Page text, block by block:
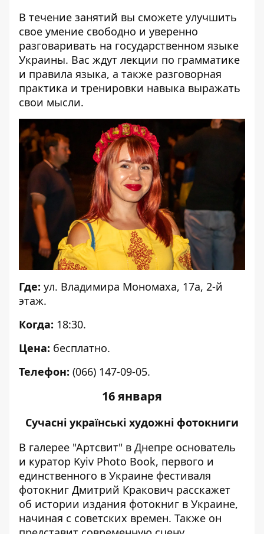
В течение занятий вы сможете улучшить
свое умение свободно и уверенно
разговаривать на государственном языке
Украины. Вас ждут лекции по грамматике
и правила языка, а также разговорная
практика и тренировки навыка выражать
свои мысли.
Где: ул. Владимира Мономаха, 17а, 2-й
этаж.
Когда: 18:30.
Цена: бесплатно.
Телефон: (066) 147-09-05.
16 января
Сучасні українські художні фотокниги
В галерее "Артсвит" в Днепре основатель
и куратор Kyiv Photo Book, первого и
единственного в Украине фестиваля
фотокниг Дмитрий Кракович расскажет
об истории издания фотокниг в Украине,
начиная с советских времен. Также он